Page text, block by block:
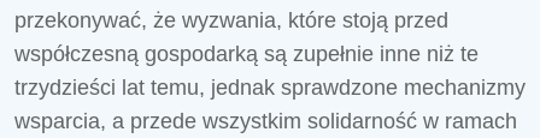
przekonywać, że wyzwania, które stoją przed
współczesną gospodarką są zupełnie inne niż te
trzydzieści lat temu, jednak sprawdzone mechanizmy
wsparcia, a przede wszystkim solidarność w ramach